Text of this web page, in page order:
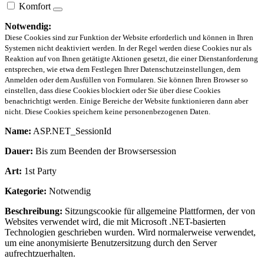
Komfort
Notwendig:
Diese Cookies sind zur Funktion der Website erforderlich und können in Ihren
Systemen nicht deaktiviert werden. In der Regel werden diese Cookies nur als
Reaktion auf von Ihnen getätigte Aktionen gesetzt, die einer Dienstanforderung
entsprechen, wie etwa dem Festlegen Ihrer Datenschutzeinstellungen, dem
Anmelden oder dem Ausfüllen von Formularen. Sie können Ihren Browser so
einstellen, dass diese Cookies blockiert oder Sie über diese Cookies
benachrichtigt werden. Einige Bereiche der Website funktionieren dann aber
nicht. Diese Cookies speichern keine personenbezogenen Daten.
Name: ASP.NET_SessionId
Dauer: Bis zum Beenden der Browsersession
Art: 1st Party
Kategorie: Notwendig
Beschreibung: Sitzungscookie für allgemeine Plattformen, der von
Websites verwendet wird, die mit Microsoft .NET-basierten
Technologien geschrieben wurden. Wird normalerweise verwendet,
um eine anonymisierte Benutzersitzung durch den Server
aufrechtzuerhalten.